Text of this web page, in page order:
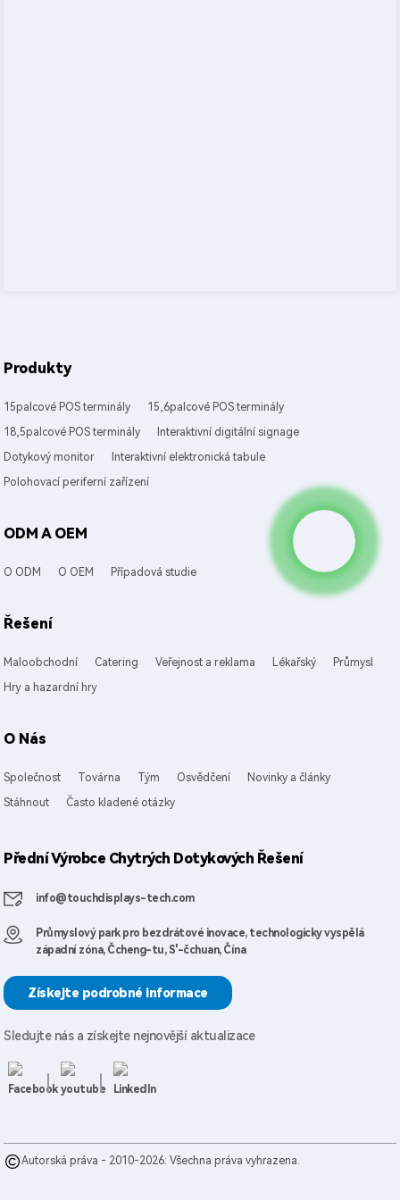
Produkty
15palcové POS terminály
15,6palcové POS terminály
18,5palcové POS terminály
Interaktivní digitální signage
Dotykový monitor
Interaktivní elektronická tabule
Polohovací periferní zařízení
ODM A OEM
O ODM O OEM Případová studie
Řešení
Maloobchodní Catering Veřejnost a reklama Lékařský
Průmysl
Hry a hazardní hry
O Nás
Společnost Továrna Tým Osvědčení
Novinky a články
Stáhnout
Často kladené otázky
Přední Výrobce Chytrých Dotykových Řešení
info@touchdisplays-tech.com
Průmyslový park pro bezdrátové inovace, technologicky vyspělá
západní zóna, Čcheng-tu, S'-čchuan, Čína
Získejte podrobné informace
Sledujte nás a získejte nejnovější aktualizace
Autorská práva - 2010-2026: Všechna práva vyhrazena.